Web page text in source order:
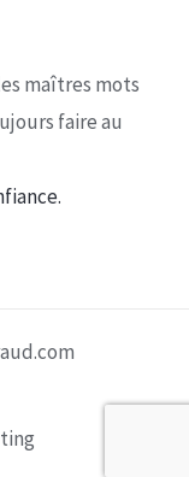
maîtres mots
faire au